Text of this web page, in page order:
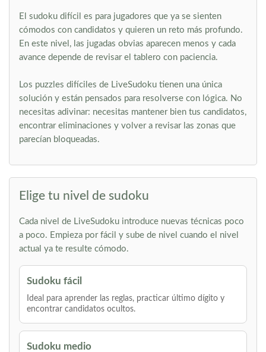
El sudoku difícil es para jugadores que ya se sienten
cómodos con candidatos y quieren un reto más profundo.
En este nivel, las jugadas obvias aparecen menos y cada
avance depende de revisar el tablero con paciencia.
Los puzzles difíciles de LiveSudoku tienen una única
solución y están pensados para resolverse con lógica. No
necesitas adivinar: necesitas mantener bien tus candidatos,
encontrar eliminaciones y volver a revisar las zonas que
parecían bloqueadas.
Elige tu nivel de sudoku
Cada nivel de LiveSudoku introduce nuevas técnicas poco
a poco. Empieza por fácil y sube de nivel cuando el nivel
actual ya te resulte cómodo.
Sudoku fácil
Ideal para aprender las reglas, practicar último dígito y
encontrar candidatos ocultos.
Sudoku medio